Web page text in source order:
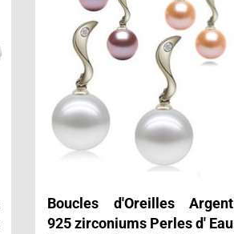
Boucles d'Oreilles Argent
925 zirconiums Perles d' Eau